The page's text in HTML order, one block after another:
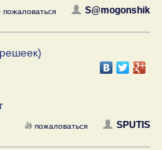
S@mogonshik
пожаловаться
SPUTIS
пожаловаться